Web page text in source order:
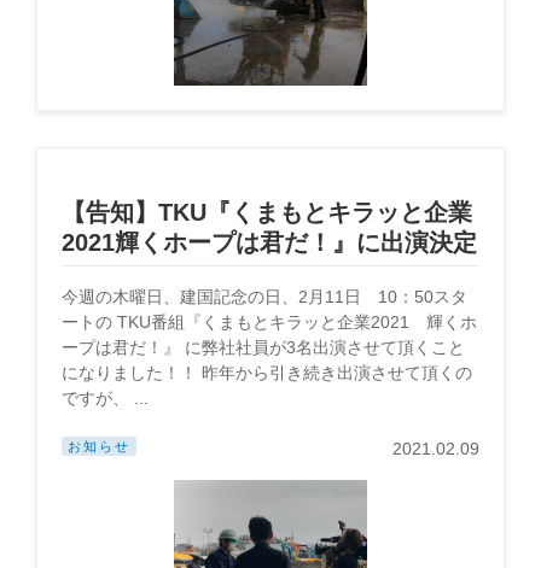
【告知】TKU『くまもとキラッと企業
2021輝くホープは君だ！』に出演決定
今週の木曜日、建国記念の日、2月11日 10：50スタ
ートの TKU番組『くまもとキラッと企業2021 輝くホ
ープは君だ！』 に弊社社員が3名出演させて頂くこと
になりました！！ 昨年から引き続き出演させて頂くの
ですが、 ...
お知らせ 2021.02.09